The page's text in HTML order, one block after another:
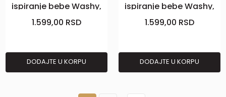
ispiranje bebe Washy,
Blossom
1.599,00 RSD
DODAJTE U KORPU
ispiranje bebe Washy,
Taupe
1.599,00 RSD
DODAJTE U KORPU